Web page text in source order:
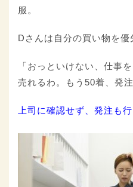
服。
Dさんは自分の買い物を優
「おっといけない、仕事
売れるわ。もう50着、発注
上司に確認せず、発注も